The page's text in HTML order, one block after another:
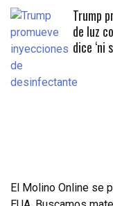
Trump
de luz
dice ‘ni
El Molino Online se